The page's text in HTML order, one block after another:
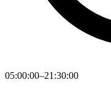
05:00:00–21:30:00